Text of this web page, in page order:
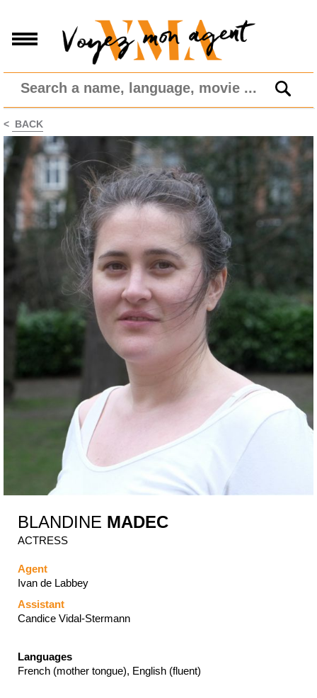
< BACK
BLANDINE MADEC
ACTRESS
Agent
Ivan de Labbey
Assistant
Candice Vidal-Stermann
Languages
French (mother tongue), English (fluent)